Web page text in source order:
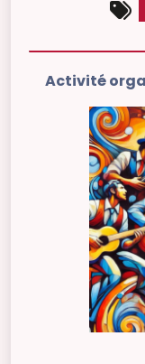
Activité